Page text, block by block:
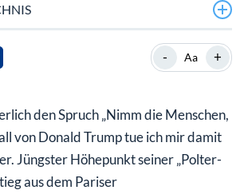
Tesla treiben die Politik vor sich her
- Aa +
den Spruch „Nimm die Menschen,
von Donald Trump tue ich mir damit
Jüngster Höhepunkt seiner „Polter-
aus dem Pariser